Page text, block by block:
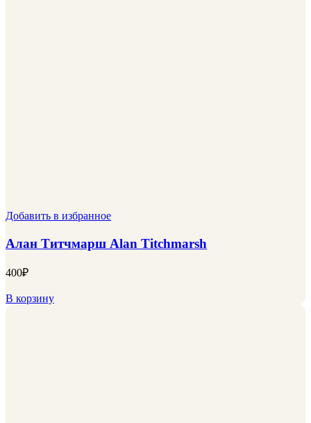
Добавить в избранное
Алан Титчмарш Alan Titchmarsh
400₽
В корзину